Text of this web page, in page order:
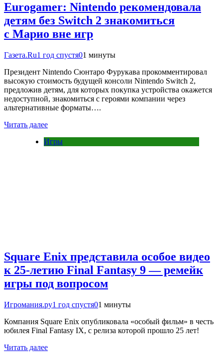
Eurogamer: Nintendo рекомендовала
детям без Switch 2 знакомиться
с Марио вне игр
Газета.Ru1 год спустя01 минуты
Президент Nintendo Сюнтаро Фурукава прокомментировал
высокую стоимость будущей консоли Nintendo Switch 2,
предложив детям, для которых покупка устройства окажется
недоступной, знакомиться с героями компании через
альтернативные форматы….
Читать далее
Игры
Square Enix представила особое видео
к 25-летию Final Fantasy 9 — ремейк
игры под вопросом
Игромания.ру1 год спустя01 минуты
Компания Square Enix опубликовала «особый фильм» в честь
юбилея Final Fantasy IX, с релиза которой прошло 25 лет!
Читать далее